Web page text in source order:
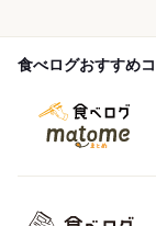
食べログおすすめ